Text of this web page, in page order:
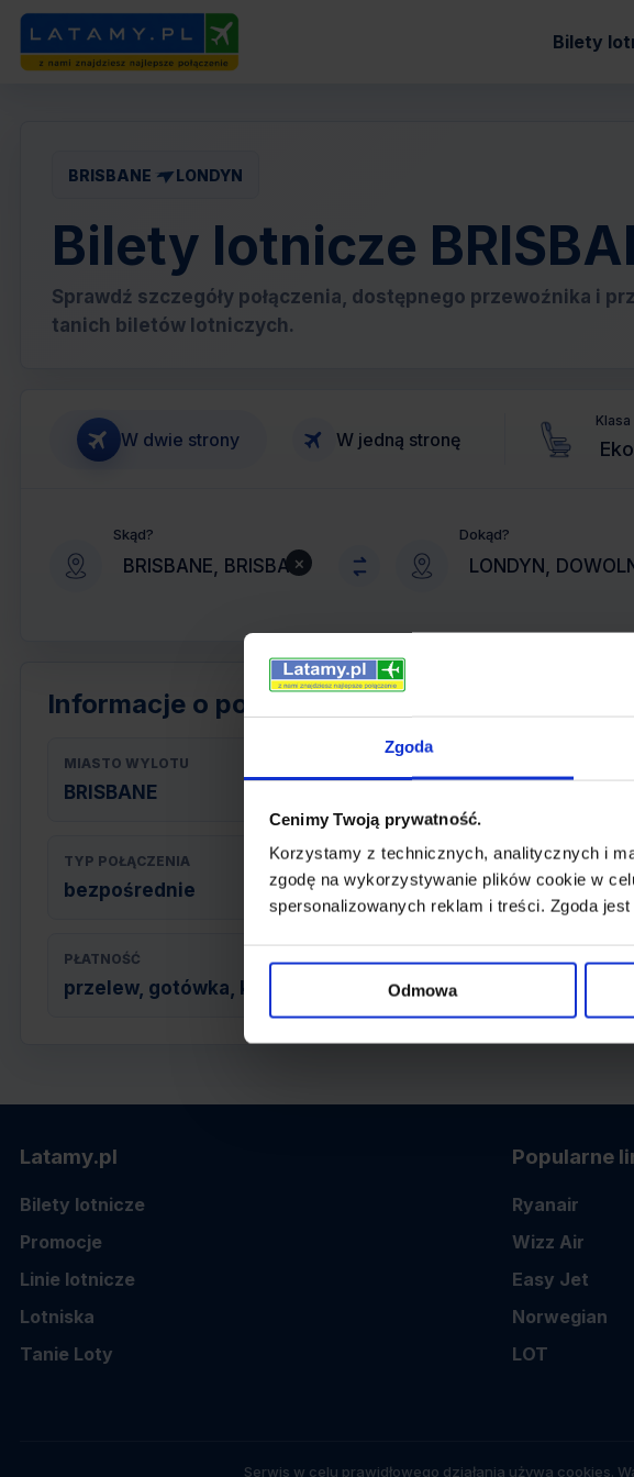
Zgoda
Cenimy Twoją prywatność.
Korzystamy z technicznych, analitycznych i
zgodę na wykorzystywanie plików cookie w
spersonalizowanych reklam i treści. Zgoda
Odmowa
Bilety
BRISBANE LONDYN
Bilety lotnicze
Sprawdź szczegóły połączenia, dostępnego przewoźnika i
tanich biletów lotniczych.
W dwie strony W jedną stronę
Skąd?
×
Dokąd?
Informacje o połączeniu
MIASTO WYLOTU
BRISBANE
TYP POŁĄCZENIA
bezpośrednie
REZERWACJA
online lub
PŁATNOŚĆ
przelew, gotówka, karta
Latamy.pl
Bilety lotnicze
Promocje
Linie lotnicze
Lotniska
Tanie Loty
Popularne
Ryanair
Wizz Air
Easy Jet
Norwegian
LOT
Serwis w celu prawidłowego działania używa cookies.